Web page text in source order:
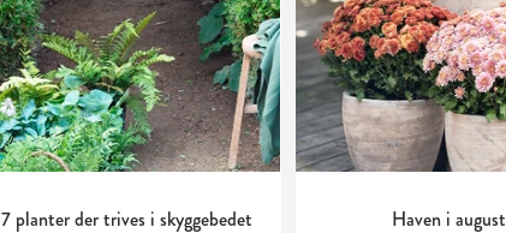
7 planter der trives i skyggebedet Haven i august